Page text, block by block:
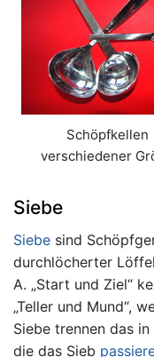
Schöpfkellen
verschiedener
Siebe
Siebe sind
durchlöcherter
A. „Start und Ziel“
„Teller und Mund“,
Siebe trennen das
die das Sieb